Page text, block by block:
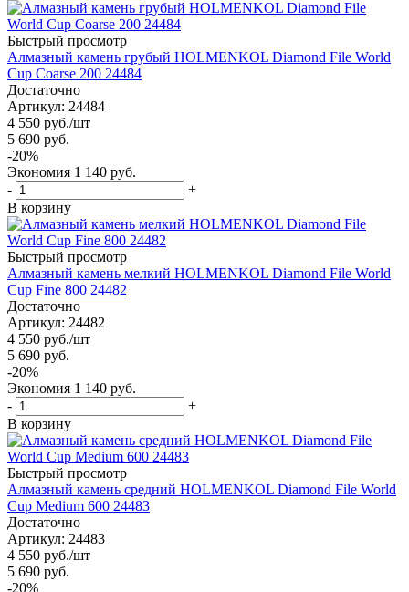
Быстрый просмотр
Алмазный камень грубый HOLMENKOL Diamond File World
Cup Coarse 200 24484
Достаточно
Артикул: 24484
4 550 руб./шт
5 690 руб.
-20%
Экономия 1 140 руб.
-
+
В корзину
Быстрый просмотр
Алмазный камень мелкий HOLMENKOL Diamond File World
Cup Fine 800 24482
Достаточно
Артикул: 24482
4 550 руб./шт
5 690 руб.
-20%
Экономия 1 140 руб.
-
+
В корзину
Быстрый просмотр
Алмазный камень средний HOLMENKOL Diamond File World
Cup Medium 600 24483
Достаточно
Артикул: 24483
4 550 руб./шт
5 690 руб.
-20%